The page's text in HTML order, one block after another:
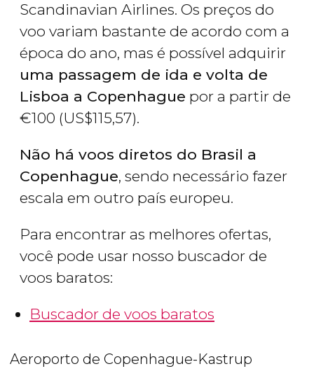
Scandinavian Airlines. Os preços do
voo variam bastante de acordo com a
época do ano, mas é possível adquirir
uma passagem de ida e volta de
Lisboa a Copenhague por a partir de
€100 (US$115,57).
Não há voos diretos do Brasil a
Copenhague, sendo necessário fazer
escala em outro país europeu.
Para encontrar as melhores ofertas,
você pode usar nosso buscador de
voos baratos:
Buscador de voos baratos
Aeroporto de Copenhague-Kastrup